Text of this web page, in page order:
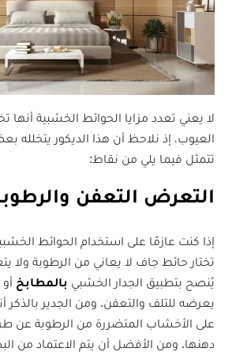
لا يعني تعدد مزايا الحوائط الخشبية أنها
العيوب، إذ نلاحظ أن هذا الديكور يتخلله
تتمثل فيما يلي من نقاط:
التعرض التعفن
إذا كنت عازمًا على استخدام الحوائط
تختار حائط جاف لا يعاني من الرطوبة ولا
يُنصح بتطبيق الجدار الخشبي بالمطابخ
يعرضه للتلف والتعفن. ومن الجدير بالذكر
على الأخشاب المتضررة من الرطوبة عن
دهنها. ومن الأفضل أن يتم الاعتماد من